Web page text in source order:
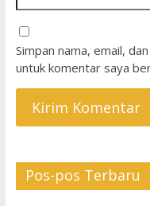
Simpan nama, email,
untuk komentar saya
Pos-pos Terbaru